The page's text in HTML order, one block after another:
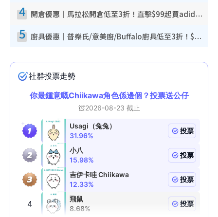
4 開倉優惠｜馬拉松開倉低至3折！直擊$99起買adidas／New Balance／Puma鞋款 STANLEY保溫杯劈價至$119起
5 廚具優惠｜普樂氏/意美廚/Buffalo廚具低至3折！$89起買煎鍋／炒鑊／個人鍋 同場小家電激減至$99起